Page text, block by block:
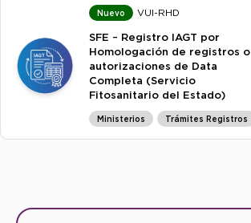
Nuevo VUI-RHD
SFE – Registro IAGT por
Homologación de registros o
autorizaciones de Data
Completa (Servicio
Fitosanitario del Estado)
Ministerios Trámites Registros